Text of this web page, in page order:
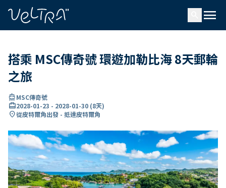
menu
搭乘 MSC傳奇號 環遊加勒比海 8天郵輪
之旅
directions_boatMSC傳奇號
card_travel2028-01-23 - 2028-01-30 (8天)
location_on從皮特爾角出發 - 抵達皮特爾角